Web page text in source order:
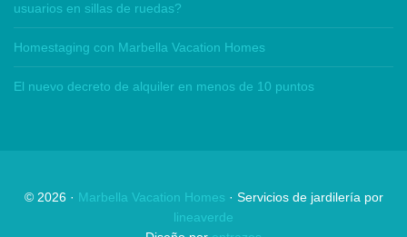
usuarios en sillas de ruedas?
Homestaging con Marbella Vacation Homes
El nuevo decreto de alquiler en menos de 10 puntos
© 2026· Marbella Vacation Homes · Servicios de jardilería por
lineaverde